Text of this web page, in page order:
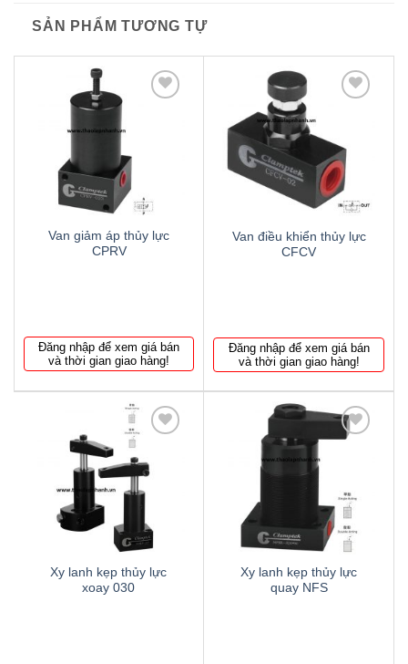
SẢN PHẨM TƯƠNG TỰ
Van giảm áp thủy lực
CPRV
Đăng nhập để xem giá bán
và thời gian giao hàng!
wishlist
Van điều khiển thủy lực
CFCV
Đăng nhập để xem giá bán
và thời gian giao hàng!
Thêm
Xy lanh kẹp thủy lực
xoay 030
Xy lanh kẹp thủy lực
quay NFS